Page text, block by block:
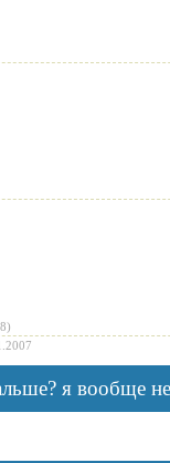
я вообще